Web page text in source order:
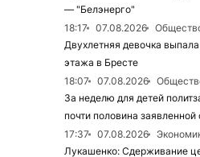
— "Белэнерго"
18:17
07.08.2026
Двухлетняя девочка
этажа в Бресте
18:07
07.08.2026
За неделю для детей
почти половина
17:37
07.08.2026
Лукашенко: Сдерживание